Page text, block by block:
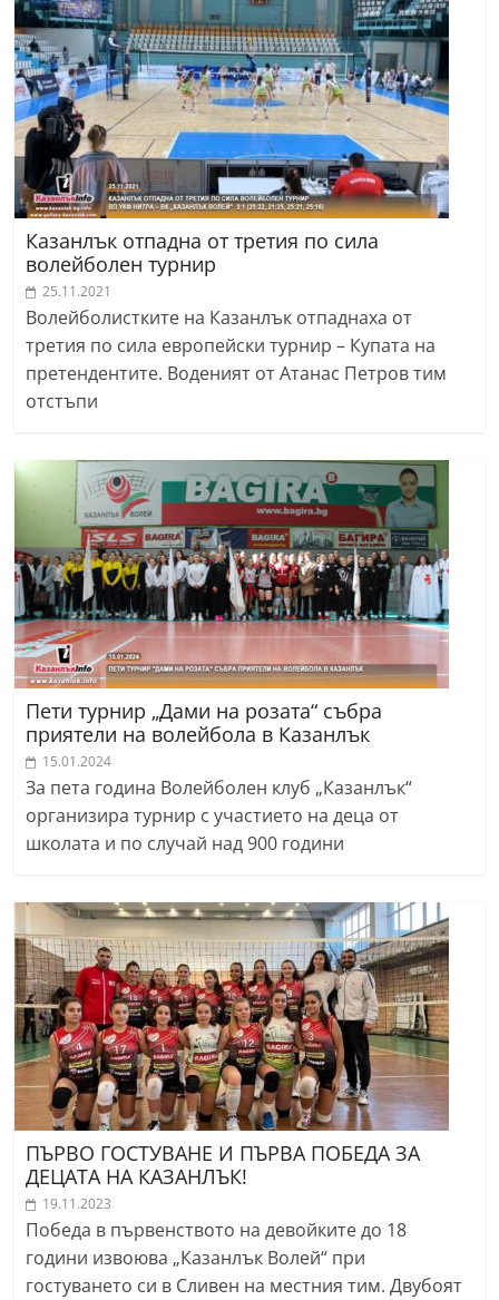
Казанлък отпадна от третия по сила
волейболен турнир
25.11.2021
Волейболистките на Казанлък отпаднаха от
третия по сила европейски турнир – Купата на
претендентите. Воденият от Атанас Петров тим
отстъпи
Пети турнир „Дами на розата“ събра
приятели на волейбола в Казанлък
15.01.2024
За пета година Волейболен клуб „Казанлък“
организира турнир с участието на деца от
школата и по случай над 900 години
ПЪРВО ГОСТУВАНЕ И ПЪРВА ПОБЕДА ЗА
ДЕЦАТА НА КАЗАНЛЪК!
19.11.2023
Победа в първенството на девойките до 18
години извоюва „Казанлък Волей“ при
гостуването си в Сливен на местния тим. Двубоят